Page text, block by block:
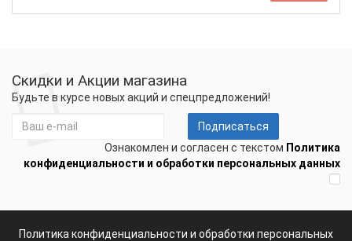
Скидки и Акции магазина
Будьте в курсе новых акций и спецпредложений!
Подписаться
Ознакомлен и согласен с текстом Политика
конфиденциальности и обработки персональных данных
Политика конфиденциальности и обработки персональных